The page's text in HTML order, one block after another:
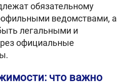
обязательному
ведомствами, а
легальными и
официальные
что важно